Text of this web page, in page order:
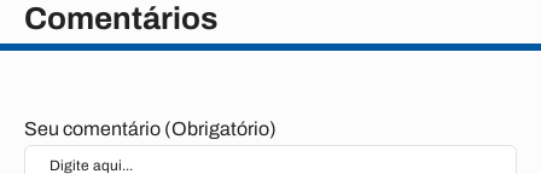
Comentários
Seu comentário (Obrigatório)